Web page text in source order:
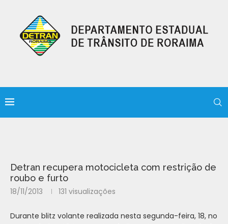
Detran recupera motocicleta com restrição de
roubo e furto
18/11/2013 131 visualizações
Durante blitz volante realizada nesta segunda-feira, 18, no